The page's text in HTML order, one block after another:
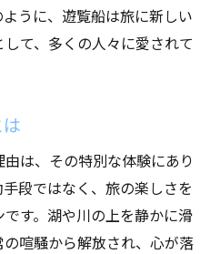
うに、遊覧船は旅に新しい
て、多くの人々に愛されて
は、その特別な体験にあり
段ではなく、旅の楽しさを
す。湖や川の上を静かに滑
喧騒から解放され、心が落